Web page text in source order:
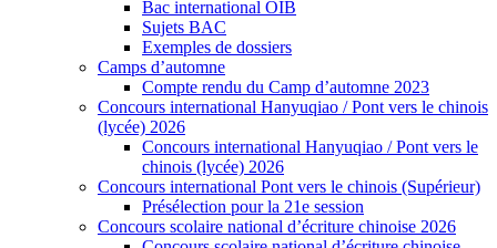
Bac international OIB
Sujets BAC
Exemples de dossiers
Camps d’automne
Compte rendu du Camp d’automne 2023
Concours international Hanyuqiao / Pont vers le chinois
(lycée) 2026
Concours international Hanyuqiao / Pont vers le
chinois (lycée) 2026
Concours international Pont vers le chinois (Supérieur)
Présélection pour la 21e session
Concours scolaire national d’écriture chinoise 2026